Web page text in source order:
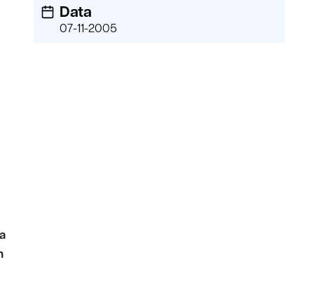
Data
07-11-2005